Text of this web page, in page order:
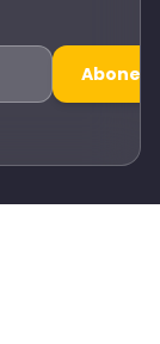
Abone